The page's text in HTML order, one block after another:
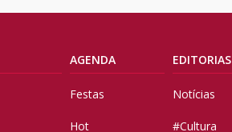
AGENDA
Festas
Hot
EDITORIAS
Notícias
#Cultura